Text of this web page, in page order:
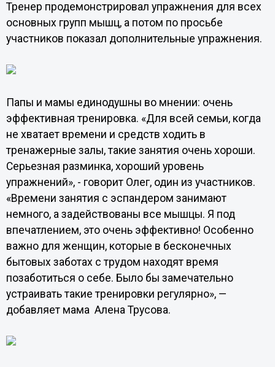
Тренер продемонстрировал упражнения для всех
основных групп мышц, а потом по просьбе
участников показал дополнительные упражнения.
Папы и мамы единодушны во мнении: очень
эффективная тренировка. «Для всей семьи, когда
не хватает времени и средств ходить в
тренажерные залы, такие занятия очень хороши.
Серьезная разминка, хороший уровень
упражнений», - говорит Олег, один из участников.
«Времени занятия с эспандером занимают
немного, а задействованы все мышцы. Я под
впечатлением, это очень эффективно! Особенно
важно для женщин, которые в бесконечных
бытовых заботах с трудом находят время
позаботиться о себе. Было бы замечательно
устраивать такие тренировки регулярно», —
добавляет мама Алена Трусова.